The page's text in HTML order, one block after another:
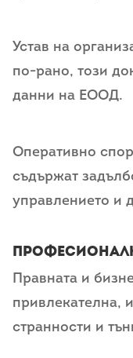
Устав на
по-рано, този
данни на ЕООД.
Оперативно
съдържат
управлението и
Правната и
привлекателна,
странности и